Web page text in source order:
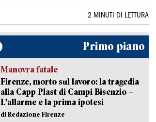
2 MINUTI DI LETTURA
Primo piano
Manovra fatale
Firenze, morto sul lavoro: la tragedia
alla Capp Plast di Campi Bisenzio –
L'allarme e la prima ipotesi
di Redazione Firenze